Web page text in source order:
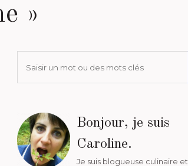
»
Bonjour, je suis
Caroline.
Je suis blogueuse culinaire et